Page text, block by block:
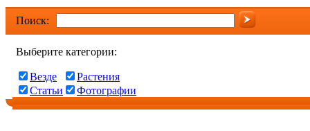
Поиск:
Выберите категории:
Везде
Растения
Статьи
Фотографии